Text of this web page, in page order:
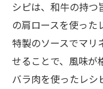
シピは、和牛の持つ
の肩ロースを使った
特製のソースでマリ
せることで、風味が
バラ肉を使ったレシ